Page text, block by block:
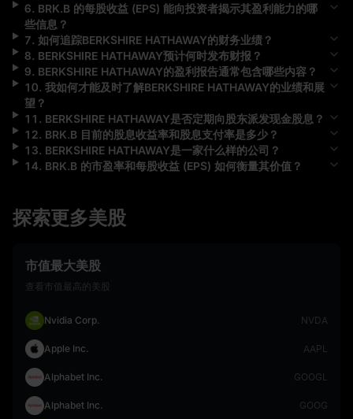
6. BRK.B的每股收益 (EPS) 能向投资者揭示其盈利能力的哪
些信息？
7. 如何追踪BERKSHIRE HATHAWAY的财务业绩？
8. BERKSHIRE HATHAWAY预计何时发布财报？
9. BERKSHIRE HATHAWAY的盈利报告通常包含哪些内容？
10. 我如何才能及时了解BERKSHIRE HATHAWAY的业绩和展
望？
11 . BERKSHIRE HATHAWAY是否定期向股东派发现金股息？
12. BRK.B目前的股息收益率和股息支付率是多少？
13. BERKSHIRE HATHAWAY是一家什么样的公司？
14. BRK.B的市盈率和每股收益 (EPS) 如何衡量其价值？
探索更多美股
市值最大美股
查看市值最高的美股
Nvidia Corp. NVDA
Apple Inc. AAPL
Alphabet Inc. GOOGL
Alphabet Inc. GOOG